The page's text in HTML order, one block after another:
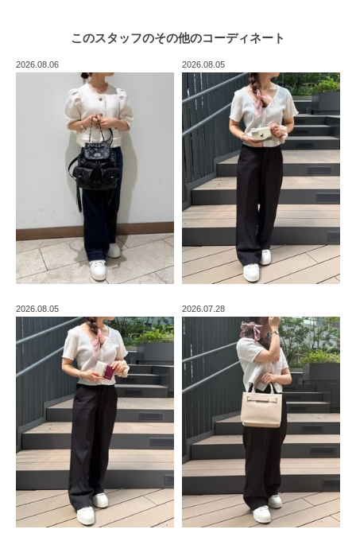
このスタッフのその他のコーディネート
2026.08.06 2026.08.05
2026.08.05 2026.07.28